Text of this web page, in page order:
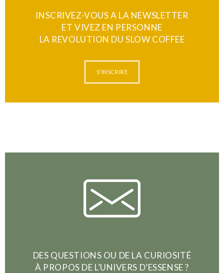
INSCRIVEZ-VOUS A LA NEWSLETTER
ET VIVEZ EN PERSONNE
LA REVOLUTION DU SLOW COFFEE
S'INSCRIRE
DES QUESTIONS OU DE LA CURIOSITÉ
À PROPOS DE L’UNIVERS D’ESSENSE ?